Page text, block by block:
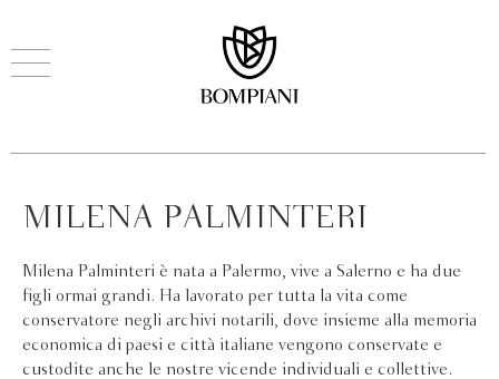
MILENA PALMINTERI
Milena Palminteri è nata a Palermo, vive a Salerno e ha due
figli ormai grandi. Ha lavorato per tutta la vita come
conservatore negli archivi notarili, dove insieme alla memoria
economica di paesi e città italiane vengono conservate e
custodite anche le nostre vicende individuali e collettive.